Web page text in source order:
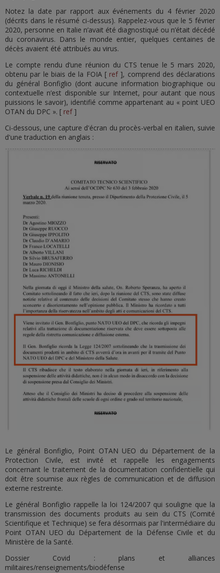
Notez la date par rapport aux événements du 4 février 2020
(décrits dans le résumé ci-dessus). Rappelez-vous que le 5 février
2020, personne en Italie n’avait été diagnostiqué ou n’était décédé
du coronavirus. Dans le monde entier, quelques centaines de
décès avaient été attribués au virus.
Le compte rendu d’une réunion du CTS tenue le 5 mars 2020,
obtenu par le biais de la FOIA [ ref], comprend des déclarations
du général Bonfiglio (dont aucune information biographique ou
contextuelle n’est disponible sur Internet, pour autant que nous
puissions le savoir), identifié comme appartenant au « point UEO
OTAN du DPC ». [ ref]
Ci-dessous, une capture d'écran du procès-verbal en italien, suivie
d'une traduction en anglais :
Le général Bonfiglio, Point OTAN UEO du Département de la
Protection Civile, est invité et rappelle les engagements
concernant le traitement de la documentation confidentielle qui
doit être soumise aux règles de communication et de diffusion
externe restreinte.
Le général Bonfiglio rappelle la loi 124/2007 qui souligne que la
transmission des documents produits au sein du CTS (Comité
Scientifique et Technique) se fera désormais par l'intermédiaire du
Point OTAN UEO du Département de la Défense Civile et du
Ministère de la Santé. ‎
Dossier Covid : plans et alliances
militaires/renseignements/biodéfense